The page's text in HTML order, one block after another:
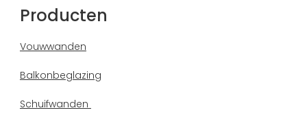
Producten
Vouwwanden
Balkonbeglazing
Schuifwanden